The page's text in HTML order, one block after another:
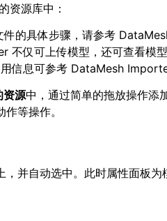
资源库中：
的具体步骤，请参考
仅可上传模型，还可查看模
信息可参考 DataMesh
资源中，通过简单的拖放操作添
等操作。
并自动选中。此时属性面板为